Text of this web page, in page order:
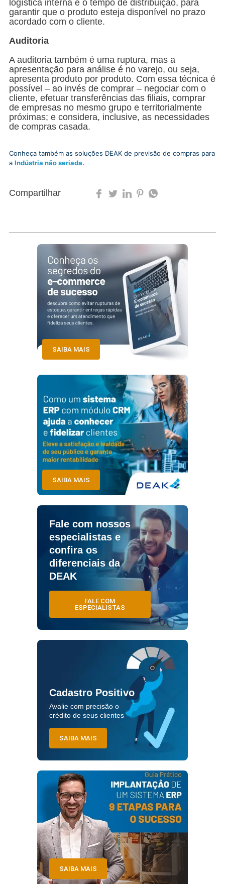
logística interna e o tempo de distribuição, para
garantir que o produto esteja disponível no prazo
acordado com o cliente.
Auditoria
A auditoria também é uma ruptura, mas a
apresentação para análise é no varejo, ou seja,
apresenta produto por produto. Com essa técnica é
possível – ao invés de comprar – negociar com o
cliente, efetuar transferências das filiais, comprar
de empresas no mesmo grupo e territorialmente
próximas; e considera, inclusive, as necessidades
de compras casada.
Conheça também as soluções DEAK de previsão de compras para
a Indústria não seriada.
Compartilhar
SAIBA MAIS
SAIBA MAIS
Fale com nossos
especialistas e
confira os
diferenciais da
DEAK
FALE COM
ESPECIALISTAS
Cadastro Positivo
Avalie com precisão o
crédito de seus clientes
SAIBA MAIS
SAIBA MAIS